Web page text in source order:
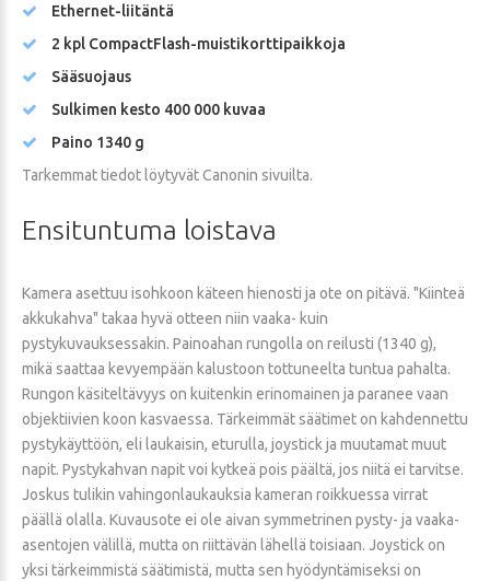
Ethernet-liitäntä
2 kpl CompactFlash-muistikorttipaikkoja
Sääsuojaus
Sulkimen kesto 400 000 kuvaa
Paino 1340 g
Tarkemmat tiedot löytyvät Canonin sivuilta.
Ensituntuma loistava
Kamera asettuu isohkoon käteen hienosti ja ote on pitävä. "Kiinteä
akkukahva" takaa hyvä otteen niin vaaka- kuin
pystykuvauksessakin. Painoahan rungolla on reilusti (1340 g),
mikä saattaa kevyempään kalustoon tottuneelta tuntua pahalta.
Rungon käsiteltävyys on kuitenkin erinomainen ja paranee vaan
objektiivien koon kasvaessa. Tärkeimmät säätimet on kahdennettu
pystykäyttöön, eli laukaisin, eturulla, joystick ja muutamat muut
napit. Pystykahvan napit voi kytkeä pois päältä, jos niitä ei tarvitse.
Joskus tulikin vahingonlaukauksia kameran roikkuessa virrat
päällä olalla. Kuvausote ei ole aivan symmetrinen pysty- ja vaaka-
asentojen välillä, mutta on riittävän lähellä toisiaan. Joystick on
yksi tärkeimmistä säätimistä, mutta sen hyödyntämiseksi on